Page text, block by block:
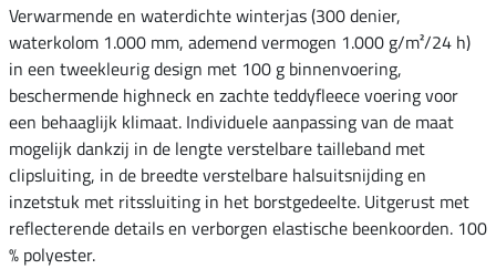
Verwarmende en waterdichte winterjas (300 denier,
waterkolom 1.000 mm, ademend vermogen 1.000 g/m²/24 h)
in een tweekleurig design met 100 g binnenvoering,
beschermende highneck en zachte teddyfleece voering voor
een behaaglijk klimaat. Individuele aanpassing van de maat
mogelijk dankzij in de lengte verstelbare tailleband met
clipsluiting, in de breedte verstelbare halsuitsnijding en
inzetstuk met ritssluiting in het borstgedeelte. Uitgerust met
reflecterende details en verborgen elastische beenkoorden. 100
% polyester.